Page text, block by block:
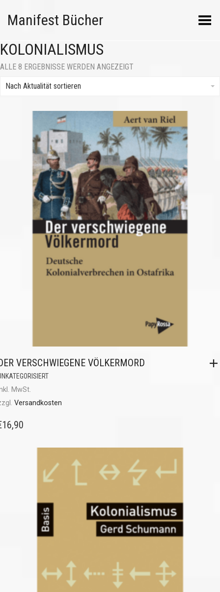
Manifest Bücher Menü umschalten
KOLONIALISMUS
ALLE 8 ERGEBNISSE WERDEN ANGEZEIGT
Nach Aktualität sortieren
VERSCHWIEGENE VÖLKERMORD
MwSt.
Versandkosten
16,90